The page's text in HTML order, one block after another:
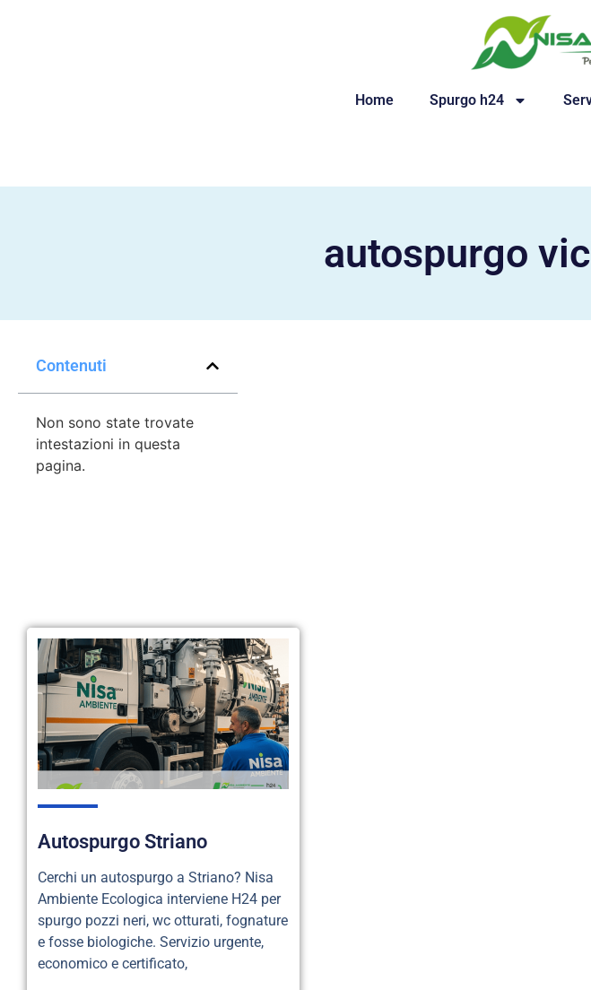
Home Spurgo h24
autospurgo
Contenuti
Non sono state trovate
intestazioni in questa
pagina.
Autospurgo Striano
Cerchi un autospurgo a Striano? Nisa
Ambiente Ecologica interviene H24 per
spurgo pozzi neri, wc otturati, fognature
e fosse biologiche. Servizio urgente,
economico e certificato,